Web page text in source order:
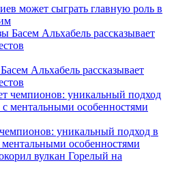
может сыграть главную роль в
Альхабель рассказывает
уникальный подход в
ментальными особенностями